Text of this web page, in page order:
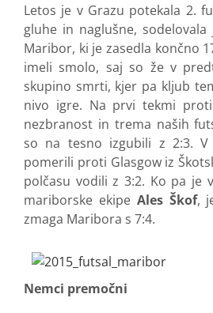
Letos je v Grazu potekala 2.
gluhe in naglušne,
Maribor, ki je zasedla končno
imeli smolo, saj so že v
skupino smrti, kjer pa kljub
nivo igre. Na prvi tekmi
nezbranost in trema naših
so na tesno izgubili z 2:3.
pomerili proti Glasgow iz
polčasu vodili z 3:2. Ko pa je
mariborske ekipeAles Škof,
zmaga Maribora s 7:4.
Nemci premočni